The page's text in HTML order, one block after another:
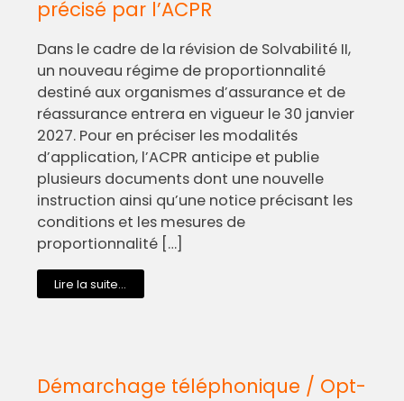
précisé par l’ACPR
Dans le cadre de la révision de Solvabilité II,
un nouveau régime de proportionnalité
destiné aux organismes d’assurance et de
réassurance entrera en vigueur le 30 janvier
2027. Pour en préciser les modalités
d’application, l’ACPR anticipe et publie
plusieurs documents dont une nouvelle
instruction ainsi qu’une notice précisant les
conditions et les mesures de
proportionnalité […]
Lire la suite...
Démarchage téléphonique / Opt-